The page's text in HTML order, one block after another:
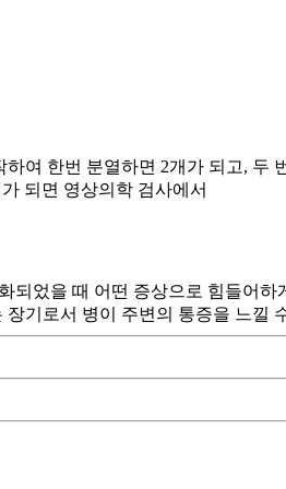
여 한번 분열하면 2개가 되고, 두
되면 영상의학 검사에서
되었을 때 어떤 증상으로 힘들어하
기로서 병이 주변의 통증을 느낄